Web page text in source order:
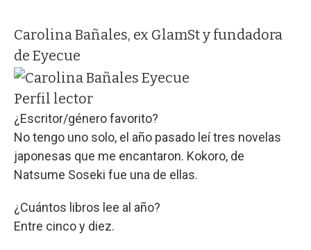
Carolina Bañales, ex GlamSt y fundadora
de Eyecue
Perfil lector
¿Escritor/género favorito?
No tengo uno solo, el año pasado leí tres novelas
japonesas que me encantaron. Kokoro, de
Natsume Soseki fue una de ellas.
¿Cuántos libros lee al año?
Entre cinco y diez.